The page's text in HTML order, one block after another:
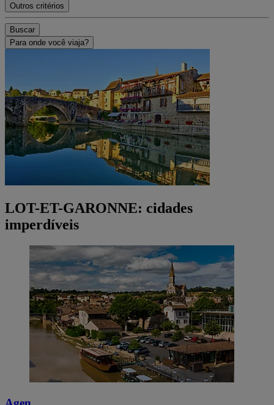
Outros critérios
Buscar
Para onde você viaja?
LOT-ET-GARONNE: cidades
imperdíveis